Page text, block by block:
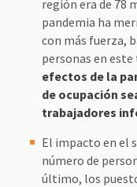
región era de 78
pandemia ha
con más fuerza,
personas en
efectos de la
de ocupación
trabajadores
El impacto en el
número de
último, los